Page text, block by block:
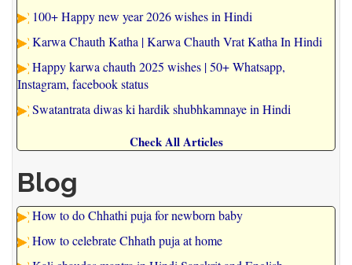
100+ Happy new year 2026 wishes in Hindi
Karwa Chauth Katha | Karwa Chauth Vrat Katha In Hindi
Happy karwa chauth 2025 wishes | 50+ Whatsapp,
Instagram, facebook status
Swatantrata diwas ki hardik shubhkamnaye in Hindi
Check All Articles
Blog
How to do Chhathi puja for newborn baby
How to celebrate Chhath puja at home